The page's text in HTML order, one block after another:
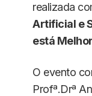
realizada
Artificial e
está
O evento
Profª.Drª